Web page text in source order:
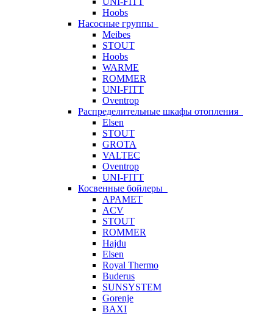
Hoobs
Насосные группы
Meibes
STOUT
Hoobs
WARME
ROMMER
UNI-FITT
Oventrop
Распределительные шкафы отопления
Elsen
STOUT
GROTA
VALTEC
Oventrop
UNI-FITT
Косвенные бойлеры
APAMET
ACV
STOUT
ROMMER
Hajdu
Elsen
Royal Thermo
Buderus
SUNSYSTEM
Gorenje
BAXI